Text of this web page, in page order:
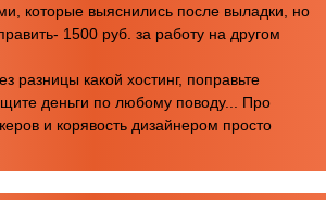
которые выяснились после выладки, но
1500 руб. за работу на другом
разницы какой хостинг, поправьте
деньги по любому поводу... Про
и корявость дизайнером просто